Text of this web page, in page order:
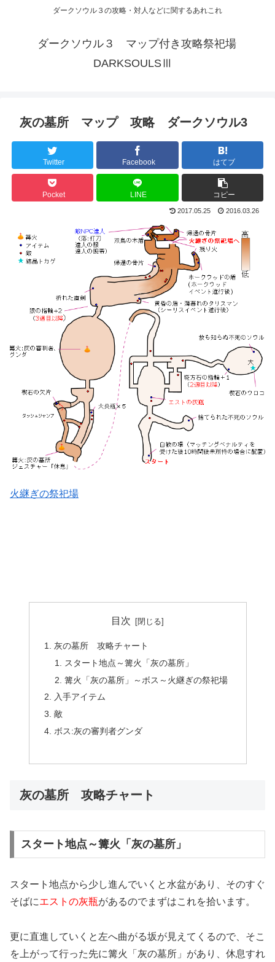
ダークソウル３の攻略・対人などに関するあれこれ
ダークソウル３ マップ付き攻略祭祀場
DARKSOULSⅢ
灰の墓所 マップ 攻略 ダークソウル3
Twitter Facebook はてブ
Pocket LINE コピー
2017.05.25 2016.03.26
火継ぎの祭祀場
目次
灰の墓所 攻略チャート
スタート地点～篝火「灰の墓所」
篝火「灰の墓所」～ボス～火継ぎの祭祀場
入手アイテム
敵
ボス:灰の審判者グンダ
灰の墓所 攻略チャート
スタート地点～篝火「灰の墓所」
スタート地点から少し進んでいくと水盆があり、そのすぐ
そばにエストの灰瓶があるのでまずはこれを拾います。
更に直進していくと左へ曲がる坂が見えてくるので、そこ
を上がって行った先に篝火「灰の墓所」があり、休息すれ